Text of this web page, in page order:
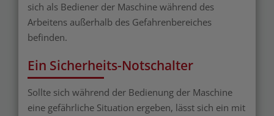
sich als Bediener der Maschine während des
Arbeitens außerhalb des Gefahrenbereiches
befinden.
Ein Sicherheits-Notschalter
Sollte sich während der Bedienung der Maschine
eine gefährliche Situation ergeben, lässt sich ein mit